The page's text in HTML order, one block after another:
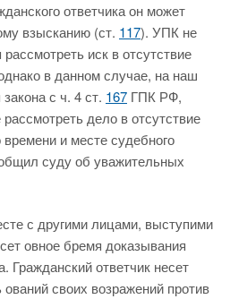
ответчика он может
взысканию (ст. 117). УПК не
иск в отсутствие
в данном случае, на наш
с ч. 4 ст. 167 ГПК РФ,
дело в отсутствие
и месте судебного
суду об уважительных
с другими лицами, выступими
овное бремя доказывания
Гражданский ответчик несет
своих возражений против